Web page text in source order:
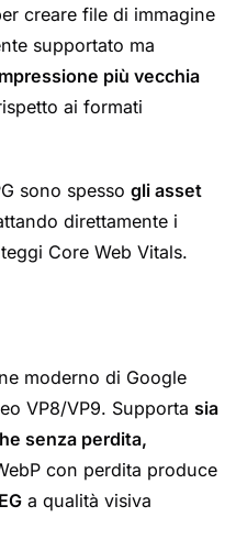
creare file di immagine
supportato ma
più vecchia
ai formati
sono spesso gli asset
direttamente i
Core Web Vitals.
moderno di Google
VP8/VP9. Supporta sia
senza perdita,
con perdita produce
a qualità visiva